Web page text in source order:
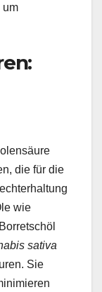
um
die für die
wie
sativa
Sie